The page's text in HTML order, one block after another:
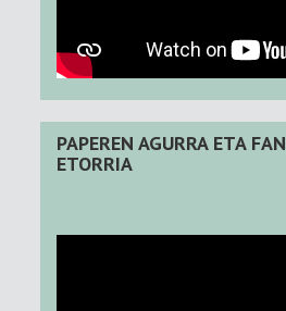
PAPEREN AGURRA ETA
ETORRIA